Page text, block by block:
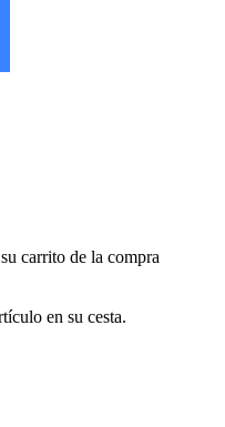
carrito de la compra
en su cesta.